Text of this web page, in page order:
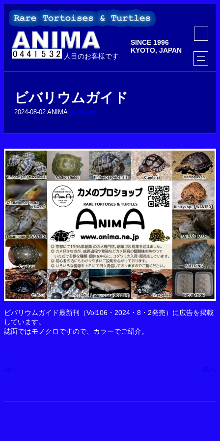
を
人目のお客様です
SINCE 1996
KYOTO, JAPAN
ア
コ
ン
リ
ン
ク
ビバリウムガイド
2024-08-02 ANIMA お知らせ
ビバリウムガイド最新刊（Vol106・2024・8・2発売）に広告を掲載
しています。
誌面ではモノクロですので、カラーでご紹介。
前へ 次へ